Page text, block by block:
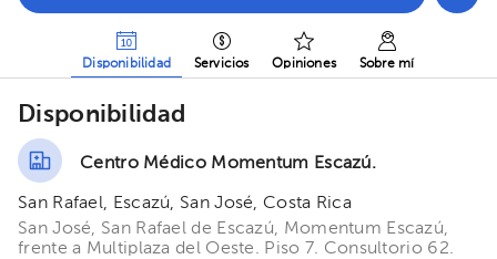
Disponibilidad Servicios Opiniones Sobre mí
Disponibilidad
Centro Médico Momentum Escazú.
San Rafael, Escazú, San José, Costa Rica
San José, San Rafael de Escazú, Momentum Escazú,
frente a Multiplaza del Oeste. Piso 7. Consultorio 62.